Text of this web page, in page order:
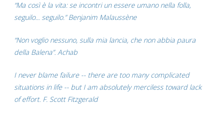
“Ma così è la vita: se incontri un essere umano nella folla,
seguilo... seguilo.” Benjanim Malaussène
“Non voglio nessuno, sulla mia lancia, che non abbia paura
della Balena”. Achab
I never blame failure -- there are too many complicated
situations in life -- but I am absolutely merciless toward lack
of effort. F. Scott Fitzgerald